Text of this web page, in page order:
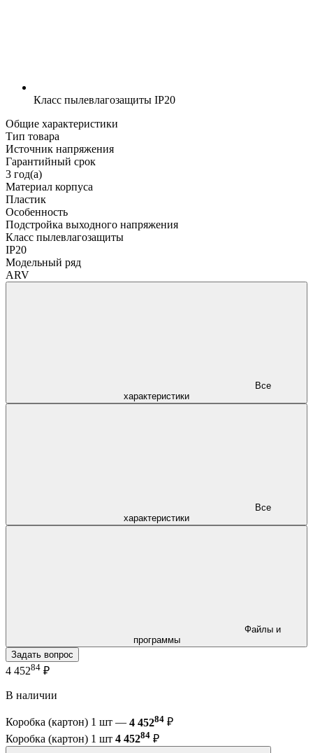
Класс пылевлагозащиты IP20
Общие характеристики
Тип товара
Источник напряжения
Гарантийный срок
3 год(а)
Материал корпуса
Пластик
Особенность
Подстройка выходного напряжения
Класс пылевлагозащиты
IP20
Модельный ряд
ARV
характеристики
характеристики
программы
Задать вопрос
4 45284 ₽
В наличии
Коробка (картон) 1 шт — 4 45284 ₽
Коробка (картон) 1 шт 4 45284 ₽